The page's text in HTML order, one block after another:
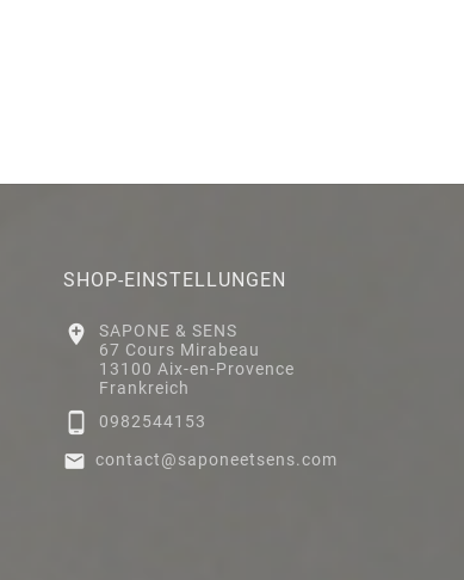
SHOP-EINSTELLUNGEN

SAPONE & SENS
67 Cours Mirabeau
13100 Aix-en-Provence
Frankreich
 0982544153
 contact@saponeetsens.com